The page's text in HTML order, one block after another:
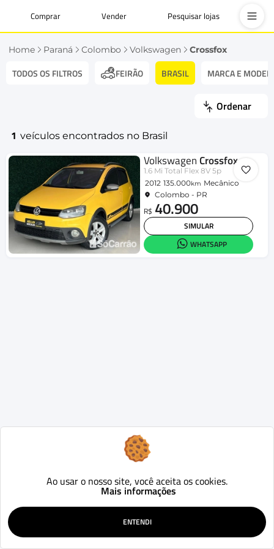
Comprar Vender Pesquisar lojas
Home Paraná Colombo Volkswagen Crossfox
TODOS OS FILTROS FEIRÃO BRASIL MARCA E
Ordenar
1 veículos encontrados no Brasil
Volkswagen Crossfox
1.6 Mi Total Flex 8V 5p
2012 135.000km Mecânico
Colombo - PR
R$ 40.900
SIMULAR
WHATSAPP
Ao usar o nosso site, você aceita os cookies.
Mais informações
ENTENDI